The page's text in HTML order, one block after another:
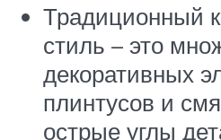
Традиционный
стиль – это
декоративных
плинтусов и
острые углы